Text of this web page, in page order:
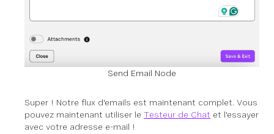
Send Email Node
Super ! Notre flux d'emails est maintenant complet. Vous
pouvez maintenant utiliser le Testeur de Chat et l'essayer
avec votre adresse e-mail !